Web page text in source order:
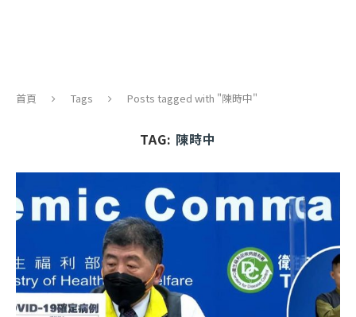
首頁 Tags Posts tagged with "陳時中"
TAG: 陳時中